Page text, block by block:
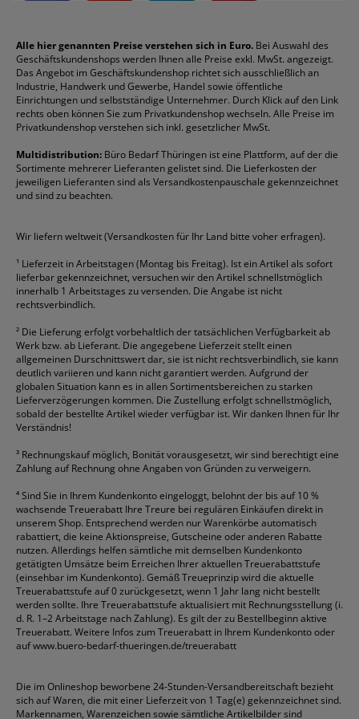
Reklamation / Retouren
Vertrag widerrufen (Privatkunden)
Rabatte & Aktionen
Briefumschläge
Druckerpatronen
Etiketten
Fineliner
Folienschreiber
Formulare
Gelschreiber
Geschäftsbücher
Klemmmappen
Kopierpapier
Korrekturmittel
Kugelschreiber
Mappen
Ordner
Packband
Permanentmarker
Taschenrechner
Textmarker
Tintenroller
Tintenpatronen
Toilettenpapier
Toner
Versandmaterial
Versandtaschen
Durable
DYMO
Edding
Esselte
Faber-Castell
Fellowes
Franken
Fripa
HP
Pentel
Pelikan
Pilot
Pritt
Schneider
Stabilo
Staedtler
alle Marken anzeigen
Alle hier genannten Preise verstehen sich in Euro. Bei Auswahl des
Geschäftskundenshops werden Ihnen alle Preise exkl. MwSt. angezeigt.
Das Angebot im Geschäftskundenshop richtet sich ausschließlich an
Industrie, Handwerk und Gewerbe, Handel sowie öffentliche
Einrichtungen und selbstständige Unternehmer. Durch Klick auf den Link
rechts oben können Sie zum Privatkundenshop wechseln. Alle Preise im
Privatkundenshop verstehen sich inkl. gesetzlicher MwSt.
Multidistribution: Büro Bedarf Thüringen ist eine Plattform, auf der die
Sortimente mehrerer Lieferanten gelistet sind. Die Lieferkosten der
jeweiligen Lieferanten sind als Versandkostenpauschale gekennzeichnet
und sind zu beachten.
Wir liefern weltweit (Versandkosten für Ihr Land bitte voher erfragen).
¹ Lieferzeit in Arbeitstagen (Montag bis Freitag). Ist ein Artikel als sofort
lieferbar gekennzeichnet, versuchen wir den Artikel schnellstmöglich
innerhalb 1 Arbeitstages zu versenden. Die Angabe ist nicht
rechtsverbindlich.
² Die Lieferung erfolgt vorbehaltlich der tatsächlichen Verfügbarkeit ab
Werk bzw. ab Lieferant. Die angegebene Lieferzeit stellt einen
allgemeinen Durschnittswert dar, sie ist nicht rechtsverbindlich, sie kann
deutlich variieren und kann nicht garantiert werden. Aufgrund der
globalen Situation kann es in allen Sortimentsbereichen zu starken
Lieferverzögerungen kommen. Die Zustellung erfolgt schnellstmöglich,
sobald der bestellte Artikel wieder verfügbar ist. Wir danken Ihnen für Ihr
Verständnis!
³ Rechnungskauf möglich, Bonität vorausgesetzt, wir sind berechtigt eine
Zahlung auf Rechnung ohne Angaben von Gründen zu verweigern.
⁴Sind Sie in Ihrem Kundenkonto eingeloggt, belohnt der bis auf 10 %
wachsende Treuerabatt Ihre Treure bei regulären Einkäufen direkt in
unserem Shop. Entsprechend werden nur Warenkörbe automatisch
rabattiert, die keine Aktionspreise, Gutscheine oder anderen Rabatte
nutzen. Allerdings helfen sämtliche mit demselben Kundenkonto
getätigten Umsätze beim Erreichen Ihrer aktuellen Treuerabattstufe
(einsehbar im Kundenkonto). Gemäß Treueprinzip wird die aktuelle
Treuerabattstufe auf 0 zurückgesetzt, wenn 1 Jahr lang nicht bestellt
werden sollte. Ihre Treuerabattstufe aktualisiert mit Rechnungsstellung (i.
d. R. 1–2 Arbeitstage nach Zahlung). Es gilt der zu Bestellbeginn aktive
Treuerabatt. Weitere Infos zum Treuerabatt in Ihrem Kundenkonto oder
aufwww.buero-bedarf-thueringen.de/treuerabatt
Die im Onlineshop beworbene 24-Stunden-Versandbereitschaft bezieht
sich auf Waren, die mit einer Lieferzeit von 1 Tag(e) gekennzeichnet sind.
Markennamen, Warenzeichen sowie sämtliche Artikelbilder sind